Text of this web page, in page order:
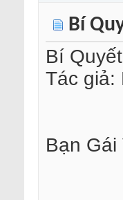
Bí
Bí
Tác giả:
Bạn